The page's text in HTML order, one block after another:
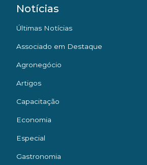
Notícias
Últimas Notícias
Associado em Destaque
Agronegócio
Artigos
Capacitação
Economia
Especial
Gastronomia